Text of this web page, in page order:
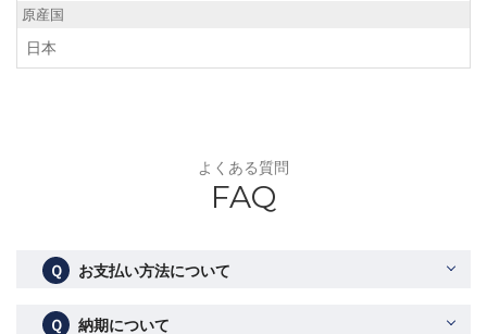
原産国
日本
よくある質問
FAQ
Ｑ お支払い方法について
Ｑ 納期について